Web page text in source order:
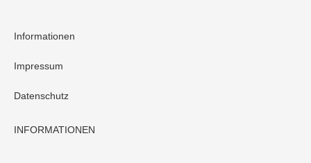
Informationen
Impressum
Datenschutz
INFORMATIONEN